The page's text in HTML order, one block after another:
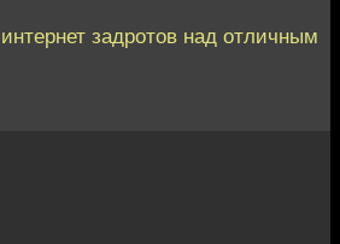
задротов над отличным